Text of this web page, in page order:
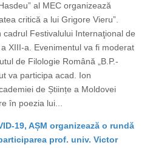
al MEC organizează
critică a lui Grigore Vieru”.
Festivalului Internaţional de
XIII-a. Evenimentul va fi moderat
de Filologie Română „B.P.-
va participa acad. Ion
de Științe a Moldovei
în poezia lui...
19, AȘM organizează o rundă
prof. univ. Victor